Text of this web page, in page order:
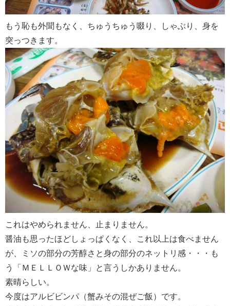
もう恥も外聞もなく、ちゅうちゅう啜り、しゃぶり、身を
突っつきます。
これはやめられません、止まりません。
醤油も思ったほどしょっぱくなく、これ以上は食べません
が、ミソの部分の芳醇さと身の部分のネットリ感・・・も
う「ＭＥＬＬＯＷな味」と言うしかありません。
素晴らしい。
今度はアルビビンパ（蟹みその混ぜご飯）です。